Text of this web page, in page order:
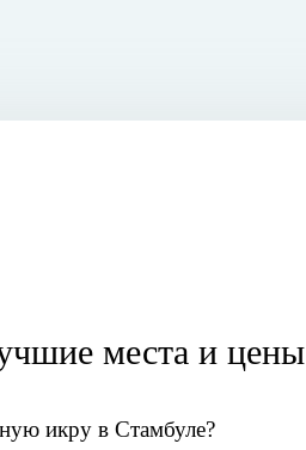
места и цены
икру в Стамбуле?